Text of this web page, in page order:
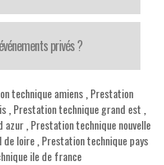
privés ?
technique amiens Prestation
, Prestation technique grand est
azur Prestation technique nouvelle
de loire, Prestation technique pays
ile de france